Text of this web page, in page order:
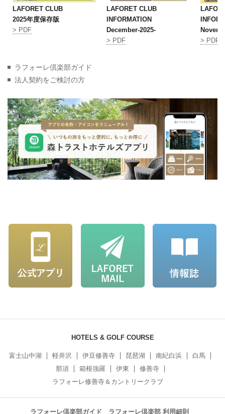
LAFORET CLUB
2025年度保存版
> PDF
LAFORET CLUB
INFORMATION
December-2025-
> PDF
> PDF
ラフォーレ倶楽部ガイド
法人契約をご検討の方
HOTELS & GOLF COURSE
富士山中湖 軽井沢 伊豆修善寺 琵琶湖 南紀白浜
白馬
那須
箱根強羅 伊東
修善寺
ラフォーレ修善寺＆カントリークラブ
ラフォーレ倶楽部ガイド ラフォーレ倶楽部 利用細則